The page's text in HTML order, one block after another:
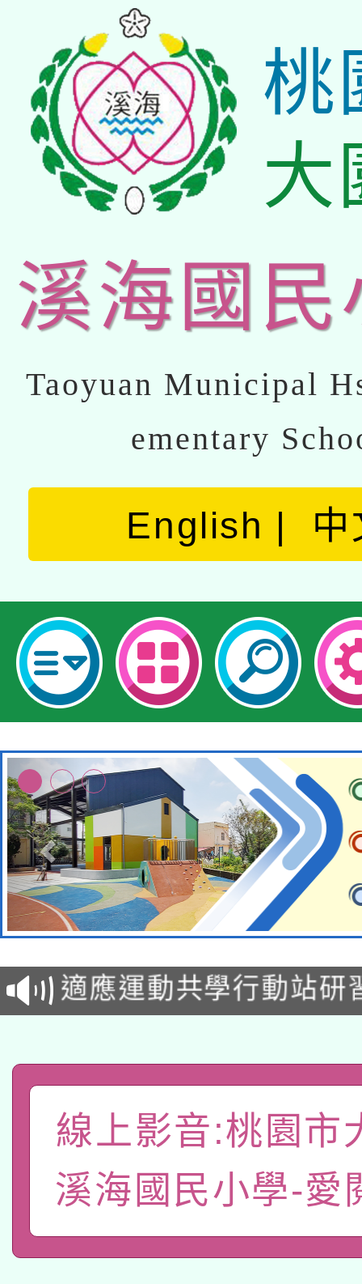
桃
大
溪海國民
Taoyuan Municipal
ementary
English 中
本校115學年度第2次
招甄選結果公告(無人
適應運動共學行動站研
本館辦理115年度閱讀
暨閱讀推動專業研習
科技賦能─人工智慧
「數位內容與教學軟體
pilot」
有關大陸委員會函釋公
業技術研究院辦理「
115年8月22日(星期六
線上影音:桃園市
溪海國民小學-愛